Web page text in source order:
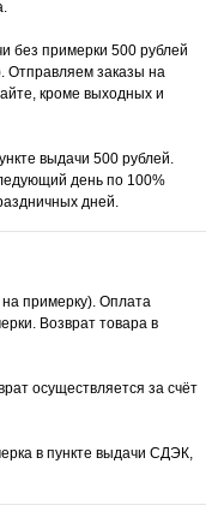
без примерки 500 рублей
Отправляем заказы на
кроме выходных и
выдачи 500 рублей.
день по 100%
дней.
примерку). Оплата
Возврат товара в
осуществляется за счёт
в пункте выдачи СДЭК,